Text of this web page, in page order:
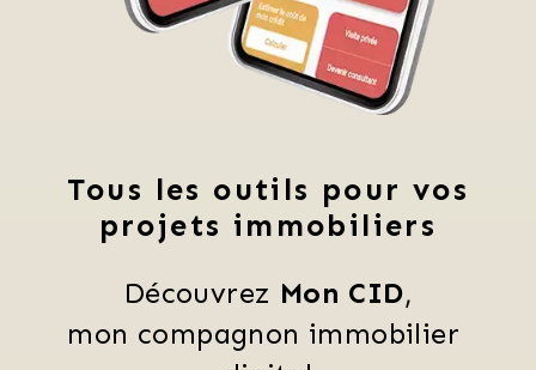
Tous les outils pour vos
projets immobiliers
Découvrez Mon CID,
mon compagnon immobilier